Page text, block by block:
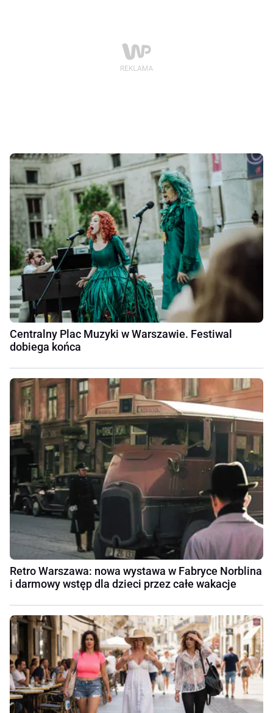
Centralny Plac Muzyki w Warszawie. Festiwal
dobiega końca
Retro Warszawa: nowa wystawa w Fabryce Norblina
i darmowy wstęp dla dzieci przez całe wakacje